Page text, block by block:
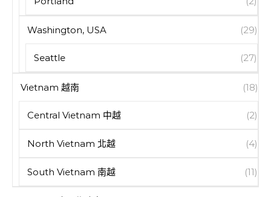
Washington, USA (29)
Seattle (27)
Vietnam 越南 (18)
Central Vietnam 中越 (2)
North Vietnam 北越 (4)
South Vietnam 南越 (11)